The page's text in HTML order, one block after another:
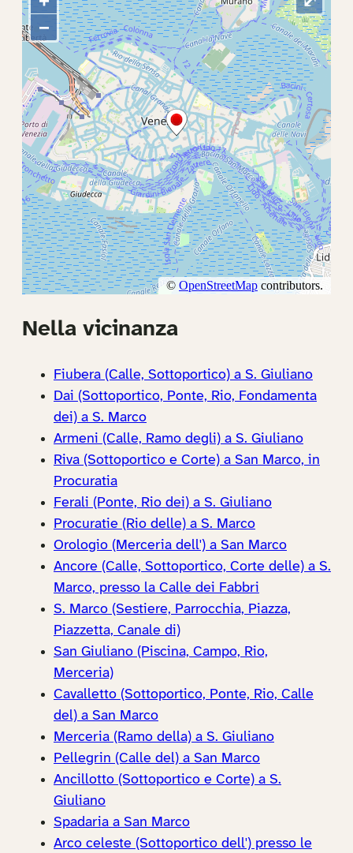
Nella vicinanza
Fiubera (Calle, Sottoportico) a S. Giuliano
Dai (Sottoportico, Ponte, Rio, Fondamenta
dei) a S. Marco
Armeni (Calle, Ramo degli) a S. Giuliano
Riva (Sottoportico e Corte) a San Marco, in
Procuratia
Ferali (Ponte, Rio dei) a S. Giuliano
Procuratie (Rio delle) a S. Marco
Orologio (Merceria dell') a San Marco
Ancore (Calle, Sottoportico, Corte delle) a S.
Marco, presso la Calle dei Fabbri
S. Marco (Sestiere, Parrocchia, Piazza,
Piazzetta, Canale di)
San Giuliano (Piscina, Campo, Rio,
Merceria)
Cavalletto (Sottoportico, Ponte, Rio, Calle
del) a San Marco
Merceria (Ramo della) a S. Giuliano
Pellegrin (Calle del) a San Marco
Ancillotto (Sottoportico e Corte) a S.
Giuliano
Spadaria a San Marco
Arco celeste (Sottoportico dell') presso le